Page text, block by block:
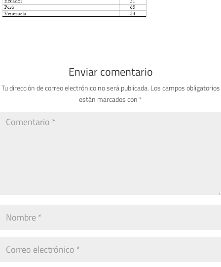
Enviar comentario
Tu dirección de correo electrónico no será publicada. Los campos obligatorios
están marcados con *